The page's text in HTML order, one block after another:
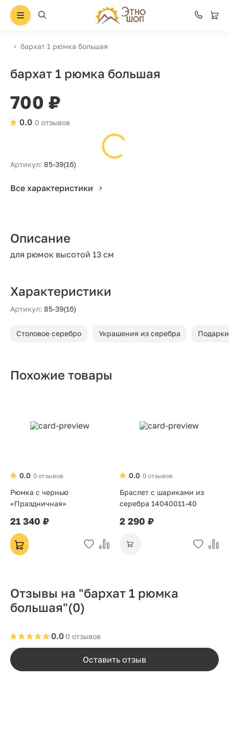
бархат 1 рюмка большая
бархат 1 рюмка большая
700 ₽
0 отзывов
0.0
Артикул: 85-39(1б)
Все характеристики
Описание
для рюмок высотой 13 см
Характеристики
Артикул: 85-39(1б)
Столовое серебро Украшения из серебра
Похожие товары
0 отзывов
0.0
Рюмка с чернью
«Праздничная»
21 340 ₽
0 отзывов
0.0
Браслет с шариками из
серебра 14040011-40
2 290 ₽
Отзывы на "бархат 1 рюмка
большая"(0)
0 отзывов
0.0
Оставить отзыв